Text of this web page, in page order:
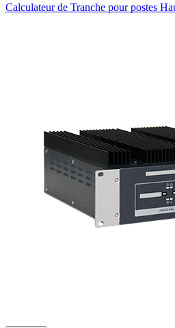
Calculateur de Tranche pour postes